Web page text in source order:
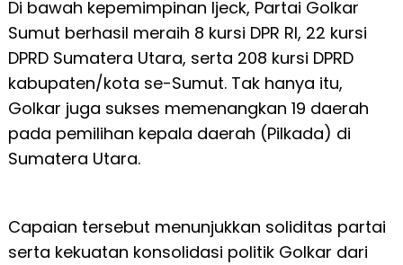
Di bawah kepemimpinan Ijeck, Partai Golkar
Sumut berhasil meraih 8 kursi DPR RI, 22 kursi
DPRD Sumatera Utara, serta 208 kursi DPRD
kabupaten/kota se-Sumut. Tak hanya itu,
Golkar juga sukses memenangkan 19 daerah
pada pemilihan kepala daerah (Pilkada) di
Sumatera Utara.
Capaian tersebut menunjukkan soliditas partai
serta kekuatan konsolidasi politik Golkar dari